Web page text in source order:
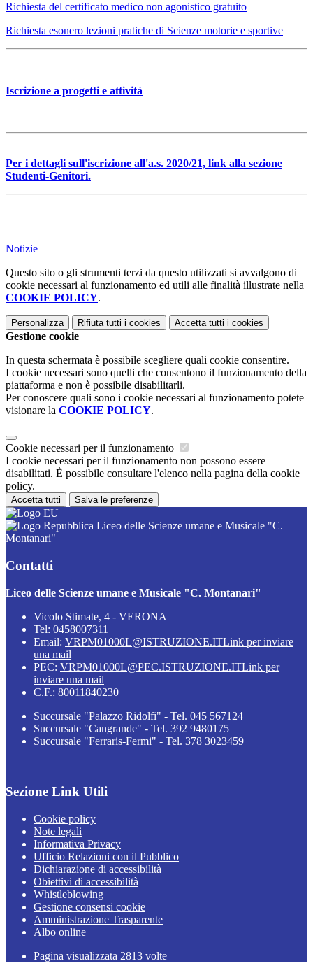
Richiesta del certificato medico non agonistico gratuito
Richiesta esonero lezioni pratiche di Scienze motorie e sportive
Iscrizione a progetti e attività
Per i dettagli sull'iscrizione all'a.s. 2020/21, link alla sezione
Studenti-Genitori.
Notizie
Questo sito o gli strumenti terzi da questo utilizzati si avvalgono di
cookie necessari al funzionamento ed utili alle finalità illustrate nella
COOKIE POLICY.
Personalizza Rifiuta tutti i cookies Accetta tutti i cookies
Gestione cookie
In questa schermata è possibile scegliere quali cookie consentire.
I cookie necessari sono quelli che consentono il funzionamento della
piattaforma e non è possibile disabilitarli.
Per conoscere quali sono i cookie necessari al funzionamento potete
visionare la COOKIE POLICY.
Cookie necessari per il funzionamento
I cookie necessari per il funzionamento non possono essere
disabilitati. È possibile consultare l'elenco nella pagina della cookie
policy.
Accetta tutti Salva le preferenze
Liceo delle Scienze umane e Musicale "C.
Montanari"
Contatti
Liceo delle Scienze umane e Musicale "C. Montanari"
Vicolo Stimate, 4 - VERONA
Tel: 0458007311
Email: VRPM01000L@ISTRUZIONE.ITLink per inviare
una mail
PEC: VRPM01000L@PEC.ISTRUZIONE.ITLink per
inviare una mail
C.F.: 80011840230
Succursale "Palazzo Ridolfi" - Tel. 045 567124
Succursale "Cangrande" - Tel. 392 9480175
Succursale "Ferraris-Fermi" - Tel. 378 3023459
Sezione Link Utili
Cookie policy
Note legali
Informativa Privacy
Ufficio Relazioni con il Pubblico
Dichiarazione di accessibilità
Obiettivi di accessibilità
Whistleblowing
Gestione consensi cookie
Amministrazione Trasparente
Albo online
Pagina visualizzata 2813 volte